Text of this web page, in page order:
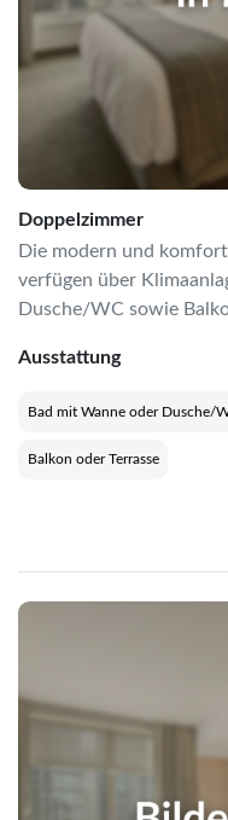
Doppelzimmer
Die modern und
verfügen über
Dusche/WC sowie
Ausstattung
Bad mit Wanne oder Dusche/
Balkon oder Terrasse